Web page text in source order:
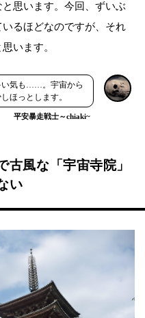
思います。今回、ずいぶ
るほどなのですが、それ
います。
い気も……。宇宙から
ほっとします。
平安暴走戦士～chiaki~
古風な「宇宙寺院」
い